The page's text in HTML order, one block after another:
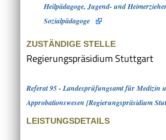
Heilpädagoge, Jugend- und
Sozialpädagoge
ZUSTÄNDIGE STELLE
Regierungspräsidium Stuttgart
Referat 95 - Landesprüfungsamt für Medizin
Approbationswesen [Regierungspräsidium
LEISTUNGSDETAILS